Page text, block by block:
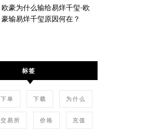
欧豪为什么输给易烊千玺-欧
豪输易烊千玺原因何在？
标签
下单 下载 为什么
交易所 价格 充值